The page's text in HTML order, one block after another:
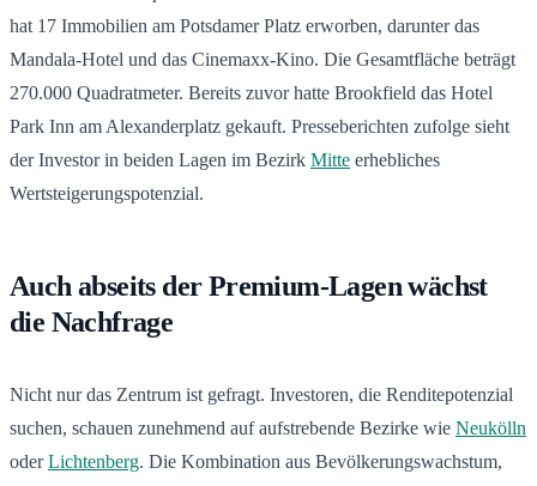
hat 17 Immobilien am Potsdamer Platz erworben, darunter das
Mandala-Hotel und das Cinemaxx-Kino. Die Gesamtfläche beträgt
270.000 Quadratmeter. Bereits zuvor hatte Brookfield das Hotel
Park Inn am Alexanderplatz gekauft. Presseberichten zufolge sieht
der Investor in beiden Lagen im Bezirk Mitte erhebliches
Wertsteigerungspotenzial.
Auch abseits der Premium-Lagen wächst
die Nachfrage
Nicht nur das Zentrum ist gefragt. Investoren, die Renditepotenzial
suchen, schauen zunehmend auf aufstrebende Bezirke wie Neukölln
oderLichtenberg. Die Kombination aus Bevölkerungswachstum,